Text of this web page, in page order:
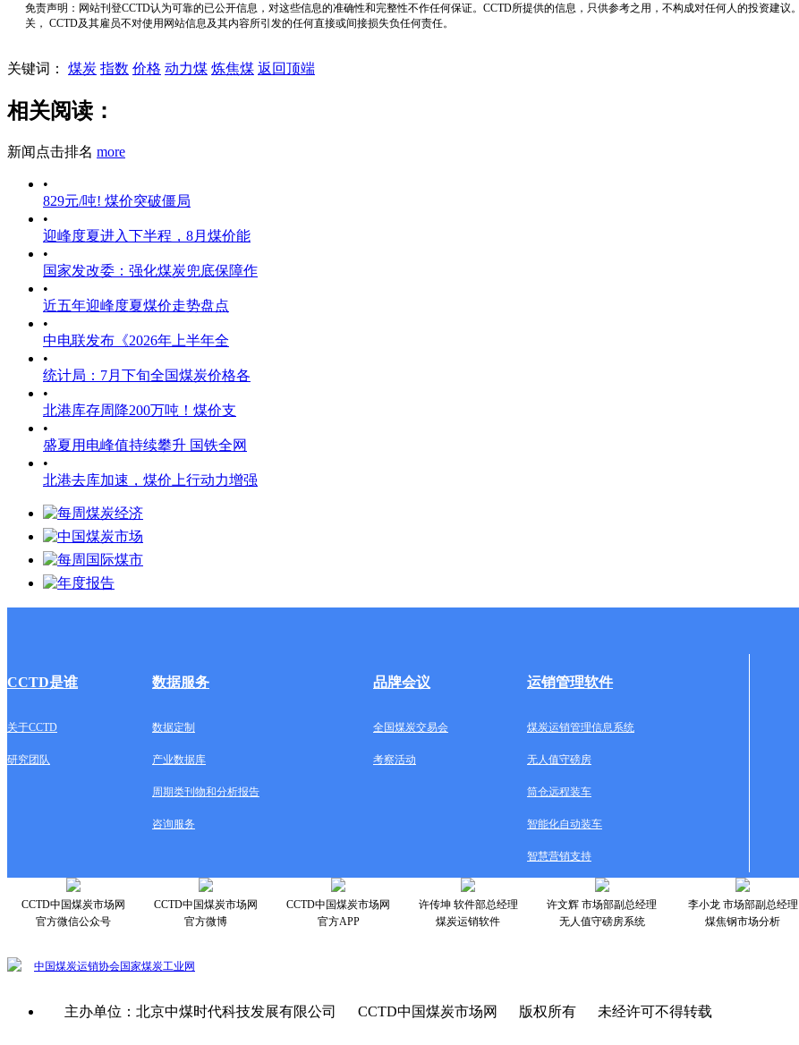
免责声明：网站刊登CCTD认为可靠的已公开信息，对这些信息的准确性和完整性不作任何保证。CCTD所提供的信息，只供参考之用，不构成对任何人的投资建
关， CCTD及其雇员不对使用网站信息及其内容所引发的任何直接或间接损失负任何责任。
关键词： 煤炭 指数 价格 动力煤 炼焦煤 返回顶端
相关阅读：
新闻点击排名 more
•
829元/吨! 煤价突破僵局
•
迎峰度夏进入下半程，8月煤价能
•
国家发改委：强化煤炭兜底保障作
•
近五年迎峰度夏煤价走势盘点
•
中电联发布《2026年上半年全
•
统计局：7月下旬全国煤炭价格各
•
北港库存周降200万吨！煤价支
•
盛夏用电峰值持续攀升 国铁全网
•
北港去库加速，煤价上行动力增强
CCTD是谁 数据服务 品牌会议 运销管理软件
关于CCTD 数据定制 全国煤炭交易会 煤炭运销管理信息系统
研究团队 产业数据库 考察活动 无人值守磅房
周期类刊物和分析报告 筒仓远程装车
咨询服务 智能化自动装车
智慧营销支持
CCTD中国煤炭市场网
官方微信公众号
CCTD中国煤炭市场网
官方微博
CCTD中国煤炭市场网
官方APP
许传坤 软件部总经理
煤炭运销软件
许文辉 市场部副总经理
无人值守磅房系统
李小龙 市场部副总经理
煤焦钢市场分析
中国煤炭运销协会国家煤炭工业网
主办单位：北京中煤时代科技发展有限公司 CCTD中国煤炭市场网 版权所有 未经许可不得转载